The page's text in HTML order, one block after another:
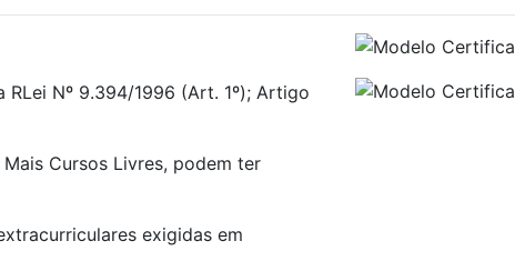
Nº 9.394/1996 (Art. 1º); Artigo
Cursos Livres, podem ter
exigidas em